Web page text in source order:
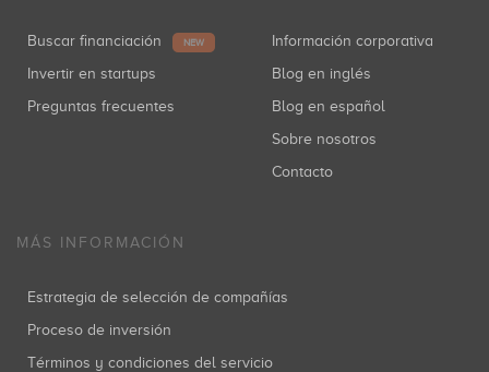
Buscar financiación NEW
Invertir en startups
Preguntas frecuentes
Información corporativa
Blog en inglés
Blog en español
Sobre nosotros
Contacto
MÁS INFORMACIÓN
Estrategia de selección de compañías
Proceso de inversión
Términos y condiciones del servicio